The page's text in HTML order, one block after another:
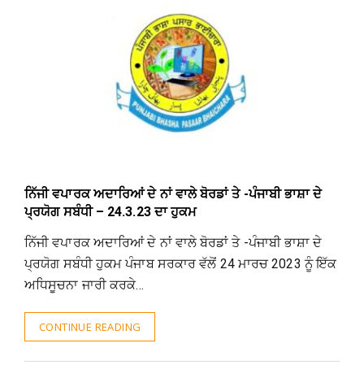
ਨਿੱਜੀ ਵਪਾਰਕ ਅਦਾਰਿਆਂ ਦੇ ਨਾਂ ਵਾਲੇ ਬੋਰਡਾਂ ਤੇ -ਪੰਜਾਬੀ ਭਾਸ਼ਾ ਦੇ
ਪ੍ਰਯੋਗ ਸਬੰਧੀ – 24.3.23 ਦਾ ਹੁਕਮ
ਨਿੱਜੀ ਵਪਾਰਕ ਅਦਾਰਿਆਂ ਦੇ ਨਾਂ ਵਾਲੇ ਬੋਰਡਾਂ ਤੇ -ਪੰਜਾਬੀ ਭਾਸ਼ਾ ਦੇ
ਪ੍ਰਯੋਗ ਸਬੰਧੀ ਹੁਕਮ ਪੰਜਾਬ ਸਰਕਾਰ ਵੱਲੋਂ 24 ਮਾਰਚ 2023 ਨੂੰ ਇੱਕ
ਅਧਿਸੂਚਨਾ ਜਾਰੀ ਕਰਕੇ…
CONTINUE READING